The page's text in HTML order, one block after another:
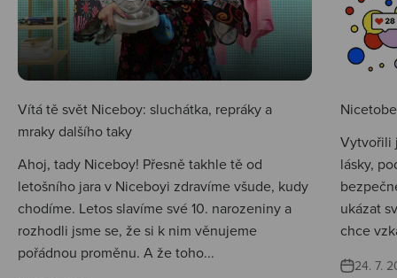
Vítá tě svět Niceboy: sluchátka, repráky a
mraky dalšího taky
Ahoj, tady Niceboy! Přesně takhle tě od
letošního jara v Niceboyi zdravíme všude, kudy
chodíme. Letos slavíme své 10. narozeniny a
rozhodli jsme se, že si k nim věnujeme
pořádnou proměnu. A že toho...
Vytvořili
lásky,
ukázat
chce
24. 7.